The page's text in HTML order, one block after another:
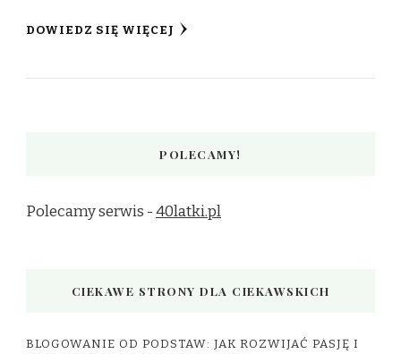
DOWIEDZ SIĘ WIĘCEJ
POLECAMY!
Polecamy serwis -40latki.pl
CIEKAWE STRONY DLA CIEKAWSKICH
BLOGOWANIE OD PODSTAW: JAK ROZWIJAĆ PASJĘ I